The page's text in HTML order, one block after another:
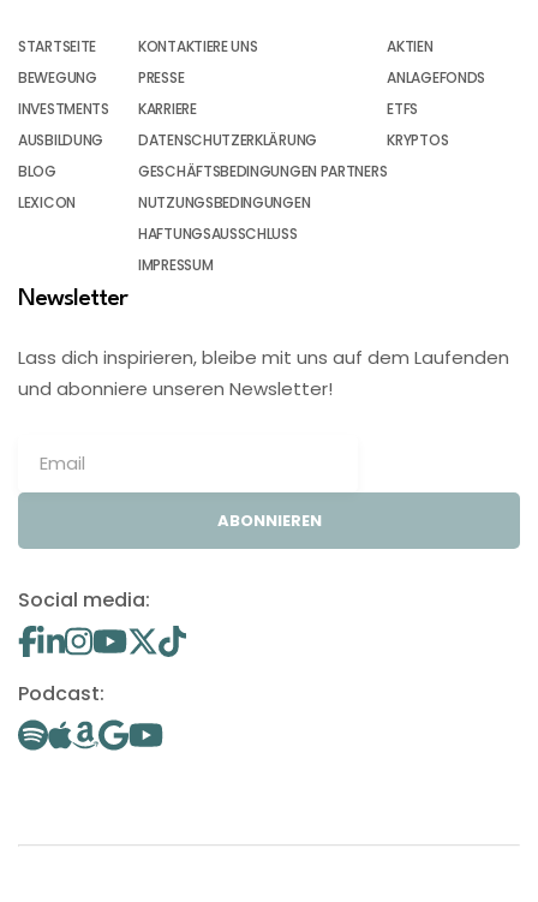
STARTSEITE
BEWEGUNG
INVESTMENTS
AUSBILDUNG
BLOG
LEXICON
KONTAKTIERE UNS
PRESSE
KARRIERE
DATENSCHUTZERKLÄRUNG
GESCHÄFTSBEDINGUNGEN PARTNERS
NUTZUNGSBEDINGUNGEN
HAFTUNGSAUSSCHLUSS
IMPRESSUM
AKTIEN
ANLAGEFONDS
ETFS
KRYPTOS
Newsletter
Lass dich inspirieren, bleibe mit uns auf dem Laufenden
und abonniere unseren Newsletter!
ABONNIEREN
Social media:
Podcast: